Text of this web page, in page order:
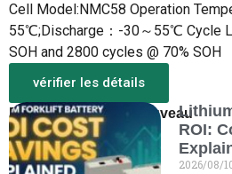
Cell Model:NMC58 Operation
55℃;Discharge：-30～55℃ Cycle
SOH and 2800 cycles @ 70% SOH
vérifier les détails
Plus d'infos sur le nouveau
ROI:
2026/08/